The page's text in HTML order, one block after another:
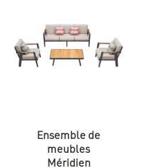
Ensemble de
meubles
Méridien